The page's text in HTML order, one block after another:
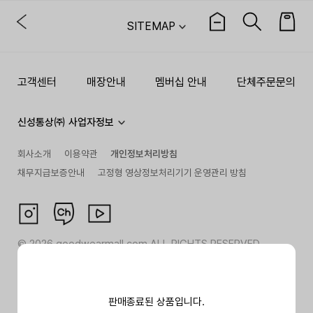
판매종료된 상품입니다.
SITEMAP
고객센터 매장안내 멤버십 안내 단체주문문의
신성통상㈜ 사업자정보
회사소개 이용약관
개인정보처리방침
채무지급보증안내
고정형 영상정보처리기기 운영관리 방침
©2026goodwearmall.com ALL RIGHTS RESERVED